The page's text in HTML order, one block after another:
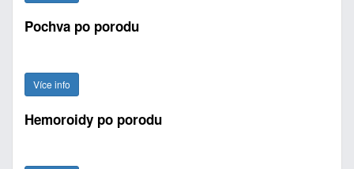
Pochva po porodu
Více info
Hemoroidy po porodu